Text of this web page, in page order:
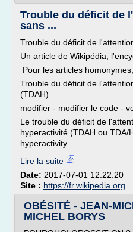
Trouble du déficit de
sans ...
Trouble du déficit de
Un article de Wikipédia,
Pour les articles homonymes,
Trouble du déficit de
(TDAH)
modifier - modifier le code -
Le trouble du déficit de
hyperactivité (TDAH ou
hyperactivity...
Lire la suite
Date: 2017-07-01 12:22:20
Site : https://fr.wikipedia.org
OBÉSITÉ - JEAN-
MICHEL BORYS